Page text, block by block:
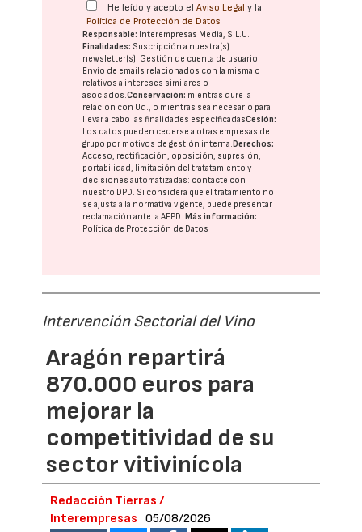
He leído y acepto elAviso Legal y la
Política de Protección de Datos
Responsable: Interempresas Media, S.L.U.
Finalidades: Suscripción a nuestra(s)
newsletter(s). Gestión de cuenta de usuario.
Envío de emails relacionados con la misma o
relativos a intereses similares o
asociados.Conservación: mientras dure la
relación con Ud., o mientras sea necesario para
llevar a cabo las finalidades especificadasCesión:
Los datos pueden cederse a otras empresas del
grupo por motivos de gestión interna.Derechos:
Acceso, rectificación, oposición, supresión,
portabilidad, limitación del tratatamiento y
decisiones automatizadas: contacte con
nuestro DPD. Si considera que el tratamiento no
se ajusta a la normativa vigente, puede presentar
reclamación ante laAEPD.Más información:
Política de Protección de Datos
Intervención Sectorial del Vino
Aragón repartirá
870.000 euros para
mejorar la
competitividad de su
sector vitivinícola
Redacción Tierras /
Interempresas
05/08/2026